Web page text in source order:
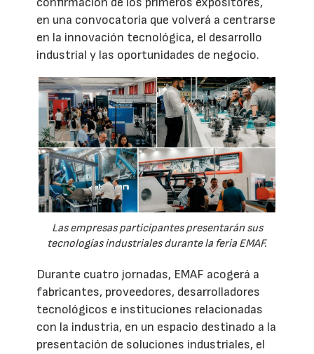
en una convocatoria que volverá a centrarse
en la innovación tecnológica, el desarrollo
industrial y las oportunidades de negocio.
Las empresas participantes presentarán sus
tecnologías industriales durante la feria EMAF.
Durante cuatro jornadas, EMAF acogerá a
fabricantes, proveedores, desarrolladores
tecnológicos e instituciones relacionadas
con la industria, en un espacio destinado a la
presentación de soluciones industriales, el